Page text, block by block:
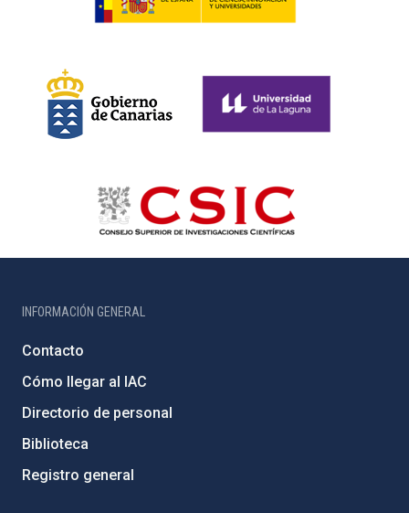
INFORMACIÓN GENERAL
Contacto
Cómo llegar al IAC
Directorio de personal
Biblioteca
Registro general